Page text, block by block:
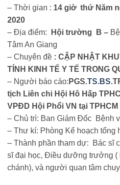
– Thời gian : 14 giờ thứ Năm
2020
– Địa điểm:
Hội trường B –
Tâm An Giang
– Chuyên đề : CẬP NHẬT
TÍNH KINH TẾ Y TẾ TRONG
– Người báo cáo: PGS.TS.BS
tịch Liên chi Hội Hô Hấp
VPĐD Hội Phổi VN tại TPHCM
– Chủ trì: Ban Giám Đốc Bệnh
– Thư kí: Phòng Kế hoạch tổng
– Thành phần tham dự: Bác sĩ
sĩ đại học, Điều dưỡng trưởng
chánh), và người quan tâm